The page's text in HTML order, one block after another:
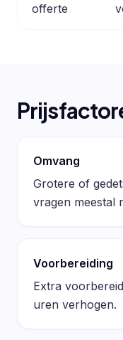
offerte
Omvang
Grotere of
vragen meestal
Voorbereiding
Extra
uren verhogen.